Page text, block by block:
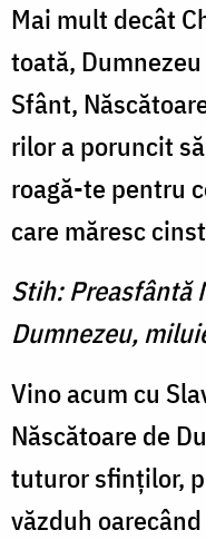
Mai mult decât
toată,
Sfânt,
rilor a poruncit
roagă-te pentru
care mă­resc
Stih: Preasfântă
Dumnezeu,
Vino acum cu
Născătoare de
tutu­ror sfinţilor,
văzduh